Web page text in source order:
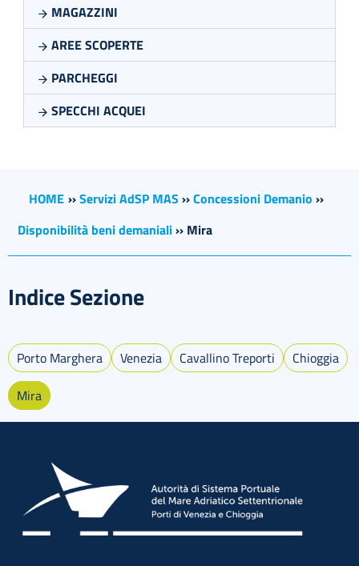
MAGAZZINI
AREE SCOPERTE
PARCHEGGI
SPECCHI ACQUEI
HOME ››Servizi AdSP MAS ››Concessioni Demanio ››
Disponibilità beni demaniali›› Mira
Indice Sezione
Porto Marghera Venezia Cavallino Treporti
Chioggia
Mira